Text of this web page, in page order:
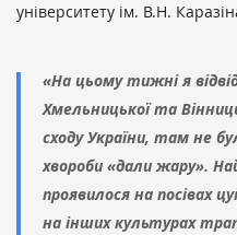
університету ім. В.Н.
«На цьому тижні я
Хмельницької та
сходу України, там не
хвороби «дали жару».
проявилося на посівах
на інших культурах